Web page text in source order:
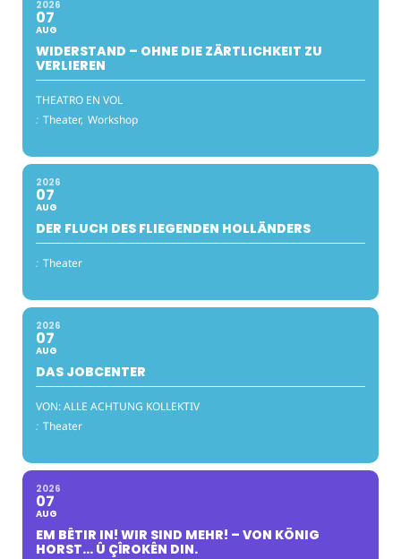
2026
07
AUG
WIDERSTAND – OHNE DIE ZÄRTLICHKEIT ZU
VERLIEREN
THEATRO EN VOL
: Theater, Workshop
2026
07
AUG
DER FLUCH DES FLIEGENDEN HOLLÄNDERS
: Theater
2026
07
AUG
DAS JOBCENTER
VON: ALLE ACHTUNG KOLLEKTIV
: Theater
2026
07
AUG
EM BÊTIR IN! WIR SIND MEHR! – VON KÖNIG
HORST… Û ÇÎROKÊN DIN.